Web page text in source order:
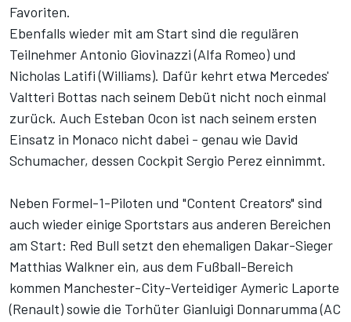
Favoriten.
Ebenfalls wieder mit am Start sind die regulären
Teilnehmer Antonio Giovinazzi (Alfa Romeo) und
Nicholas Latifi (Williams). Dafür kehrt etwa Mercedes'
Valtteri Bottas nach seinem Debüt nicht noch einmal
zurück. Auch Esteban Ocon ist nach seinem ersten
Einsatz in Monaco nicht dabei - genau wie David
Schumacher, dessen Cockpit Sergio Perez einnimmt.
Neben Formel-1-Piloten und "Content Creators" sind
auch wieder einige Sportstars aus anderen Bereichen
am Start: Red Bull setzt den ehemaligen Dakar-Sieger
Matthias Walkner ein, aus dem Fußball-Bereich
kommen Manchester-City-Verteidiger Aymeric Laporte
(Renault) sowie die Torhüter Gianluigi Donnarumma (AC